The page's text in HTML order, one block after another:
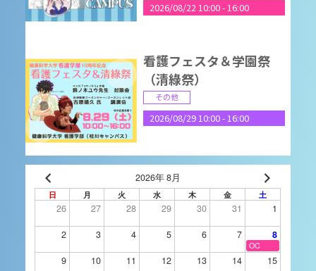
2026/08/22 10:00-16:00
2026/08/29 10:00- 16:00
看護フェスタ＆学園祭
（清綠祭）
その他
2026/09/04 15:00-18:00
9月4日（金）進学相談
会 長野県松本市
進学相談会
2026年 8月
日 月 火 水 木 金 土
26 27 28 29 30 31 1
2 3 4 5 6 7 8
OC
9 10 11 12 13 14 15